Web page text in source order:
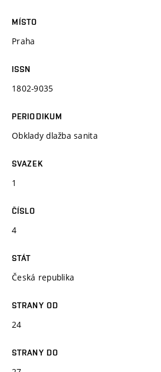
MÍSTO
Praha
ISSN
1802-9035
PERIODIKUM
Obklady dlažba sanita
SVAZEK
1
ČÍSLO
4
STÁT
Česká republika
STRANY OD
24
STRANY DO